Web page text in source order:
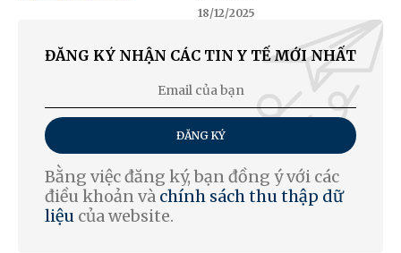
18/12/2025
ĐĂNG KÝ NHẬN CÁC TIN Y TẾ MỚI NHẤT
ĐĂNG KÝ
Bằng việc đăng ký, bạn đồng ý với các
điều khoản và chính sách thu thập dữ
liệu của website.